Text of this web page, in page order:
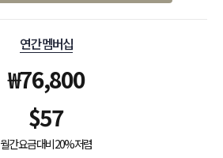
연간 멤버십
₩76,800
$57
월간 요금 대비 20% 저렴